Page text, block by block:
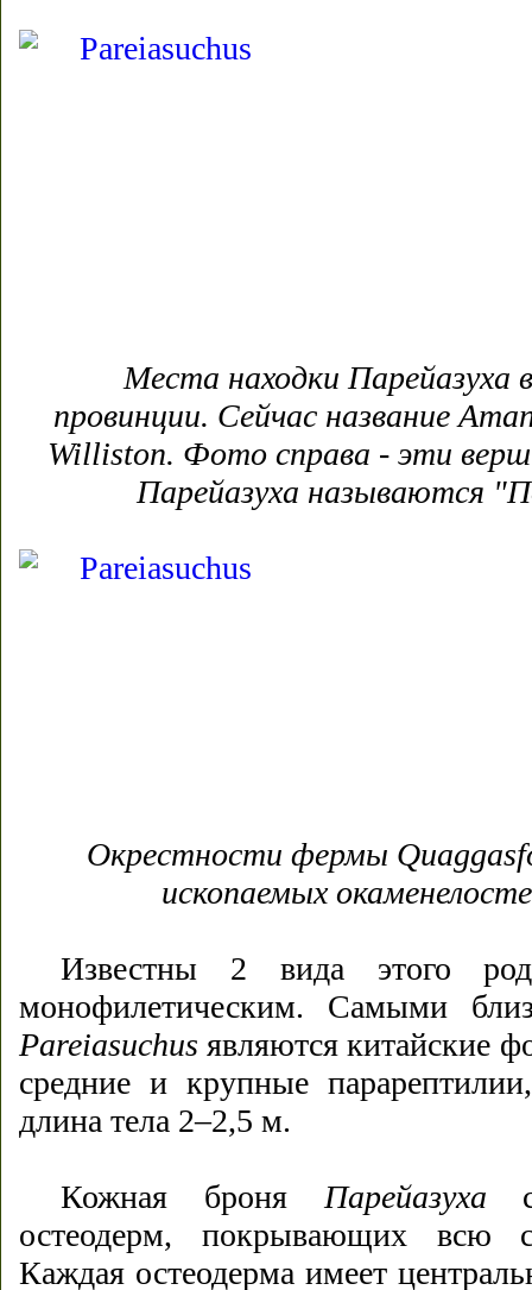
Места находки Парейазуха
провинции. Сейчас название
Williston. Фото справа - эти
Парейазуха называются
Окрестности фермы
ископаемых
Известны 2 вида этого
монофилетическим. Самыми
Pareiasuchus являются китайские
средние и крупные
длина тела 2–2,5 м.
Кожная броня Парейазуха
остеодерм, покрывающих всю
Каждая остеодерма имеет